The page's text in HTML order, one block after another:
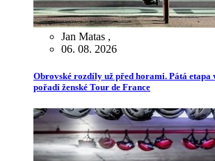
Jan Matas ,
06. 08. 2026
Obrovské rozdíly už před horami. Pátá
pořadí ženské Tour de France